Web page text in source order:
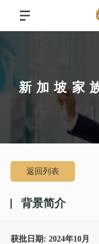
新加坡家
返回列表
背景简介
获批日期: 2024年10月